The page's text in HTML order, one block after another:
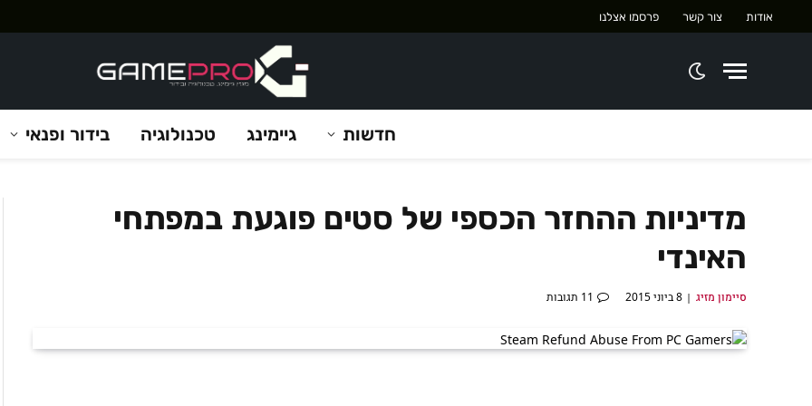
אודות צור קשר פרסמו אצלנו
חדשות גיימינג טכנולוגיה בידור ופנאי
מדיניות ההחזר הכספי של סטים פוגעת במפתחי
האינדי
סיימון מזיג 8 ביוני 2015 11 תגובות